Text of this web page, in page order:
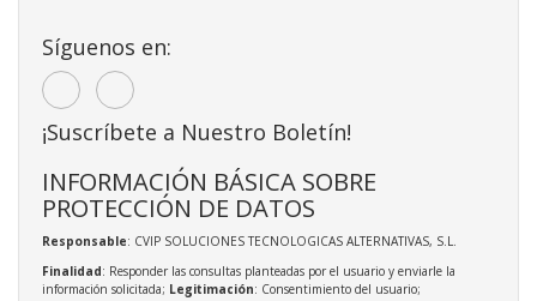
Síguenos en:
¡Suscríbete a Nuestro Boletín!
INFORMACIÓN BÁSICA SOBRE
PROTECCIÓN DE DATOS
Responsable: CVIP SOLUCIONES TECNOLOGICAS ALTERNATIVAS, S.L.
Finalidad: Responder las consultas planteadas por el usuario y enviarle la
información solicitada; Legitimación: Consentimiento del usuario;